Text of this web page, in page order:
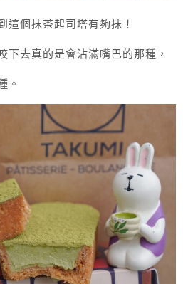
這個抹茶起司塔有夠抹！
下去真的是會沾滿嘴巴的那種，
。